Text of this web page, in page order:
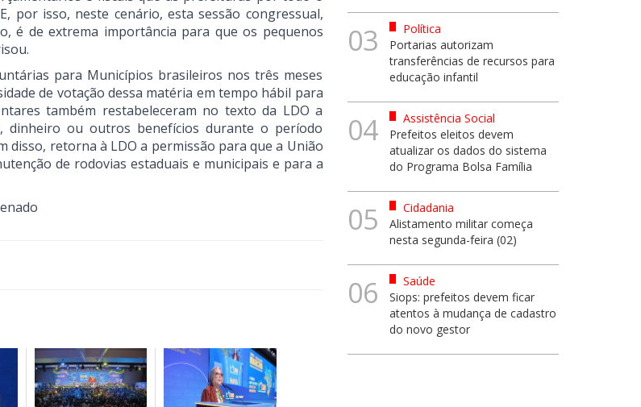
por isso, neste cenário, esta sessão congressual,
é de extrema importância para que os pequenos
para Municípios brasileiros nos três meses
de votação dessa matéria em tempo hábil para
também restabeleceram no texto da LDO a
dinheiro ou outros benefícios durante o período
disso, retorna à LDO a permissão para que a União
de rodovias estaduais e municipais e para a
03
Política
Portarias autorizam
transferências de recursos para
educação infantil
04
Assistência Social
Prefeitos eleitos devem
atualizar os dados do sistema
do Programa Bolsa Família
05
Cidadania
Alistamento militar começa
nesta segunda-feira (02)
06
Saúde
Siops: prefeitos devem ficar
atentos à mudança de cadastro
do novo gestor